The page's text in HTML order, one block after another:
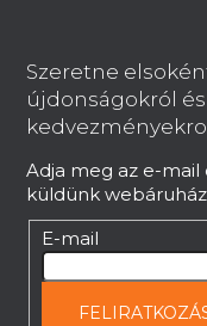
Szeretne
újdonságokról
Adja meg az e-
küldünk
E-mail